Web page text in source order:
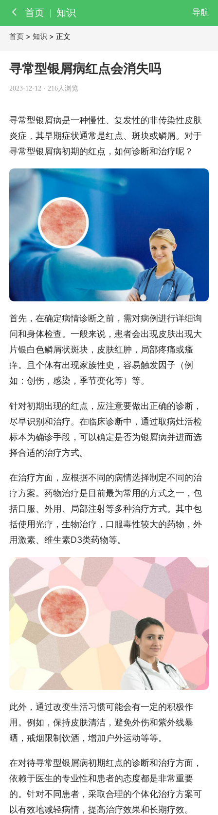
首页 知识 导航
首页 >知识 > 正文
寻常型银屑病红点会消失吗
2023-12-12 · 216人浏览
寻常型银屑病是一种慢性、复发性的非传染性皮肤
炎症，其早期症状通常是红点、斑块或鳞屑。对于
寻常型银屑病初期的红点，如何诊断和治疗呢？
首先，在确定病情诊断之前，需对病例进行详细询
问和身体检查。一般来说，患者会出现皮肤出现大
片银白色鳞屑状斑块，皮肤红肿，局部疼痛或瘙
痒。且个体有出现家族性史，容易触发因子（例
如：创伤，感染，季节变化等）等。
针对初期出现的红点，应注意要做出正确的诊断，
尽早识别和治疗。在临床诊断中，通过取病灶活检
标本为确诊手段，可以确定是否为银屑病并进而选
择合适的治疗方式。
在治疗方面，应根据不同的病情选择制定不同的治
疗方案。药物治疗是目前最为常用的方式之一，包
括口服、外用、局部注射等多种治疗方式。其中包
括使用光疗，生物治疗，口服毒性较大的药物，外
用激素、维生素D3类药物等。
此外，通过改变生活习惯可能会有一定的积极作
用。例如，保持皮肤清洁，避免外伤和紫外线暴
晒，戒烟限制饮酒，增加户外运动等等。
在对待寻常型银屑病初期红点的诊断和治疗方面，
依赖于医生的专业性和患者的态度都是非常重要
的。针对不同患者，采取合理的个体化治疗方案可
以有效地减轻病情，提高治疗效果和长期疗效。